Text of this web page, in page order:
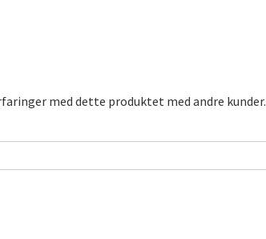
med dette produktet med andre kunder.